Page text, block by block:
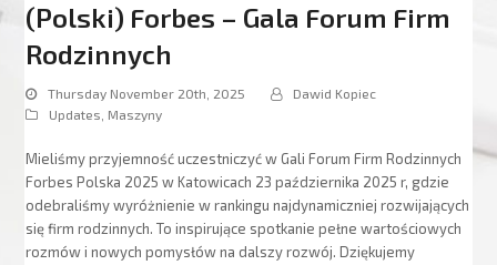
(Polski) Forbes – Gala Forum Firm
Rodzinnych
Thursday November 20th, 2025
Dawid Kopiec
Updates Maszyny
Mieliśmy przyjemność uczestniczyć w Gali Forum Firm Rodzinnych
Forbes Polska 2025 w Katowicach 23 października 2025 r, gdzie
odebraliśmy wyróżnienie w rankingu najdynamiczniej rozwijających
się firm rodzinnych. To inspirujące spotkanie pełne wartościowych
rozmów i nowych pomysłów na dalszy rozwój. Dziękujemy